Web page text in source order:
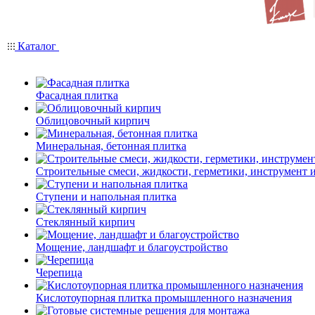
Каталог
Фасадная плитка
Облицовочный кирпич
Минеральная, бетонная плитка
Строительные смеси, жидкости, герметики, инструмент
Ступени и напольная плитка
Cтеклянный кирпич
Мощение, ландшафт и благоустройство
Черепица
Кислотоупорная плитка промышленного назначения